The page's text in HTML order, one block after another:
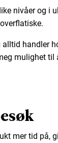
nivåer og i
handler
mulighet til
mer tid på,